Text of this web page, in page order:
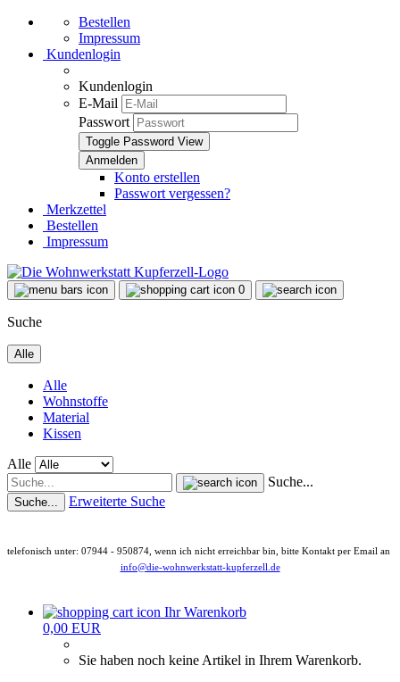
Bestellen
Impressum
Kundenlogin
Kundenlogin
E-Mail
Passwort
Toggle Password View
Konto erstellen
Passwort vergessen?
Merkzettel
Bestellen
Impressum
0
Suche
Alle
Alle
Wohnstoffe
Material
Kissen
Alle
Suche...
Suche... Erweiterte Suche
telefonisch unter: 07944 - 950874, wenn ich nicht erreichbar bin, bitte Kontakt per Email an
info@die-wohnwerkstatt-kupferzell.de
Ihr Warenkorb
0,00 EUR
Sie haben noch keine Artikel in Ihrem Warenkorb.